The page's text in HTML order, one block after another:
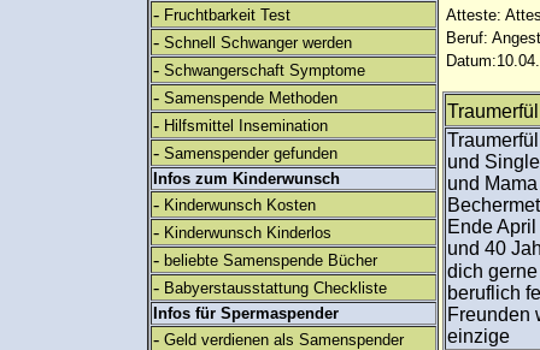
- Fruchtbarkeit Test
- Schnell Schwanger werden
- Schwangerschaft Symptome
- Samenspende Methoden
- Hilfsmittel Insemination
- Samenspender gefunden
Infos zum Kinderwunsch
- Kinderwunsch Kosten
- Kinderwunsch Kinderlos
- beliebte Samenspende Bücher
- Babyerstausstattung Checkliste
Infos für Spermaspender
- Geld verdienen als Samenspender
Atteste:
Beruf:
und
und
Ende
und 40
dich
beruflich
Freunden
einzige